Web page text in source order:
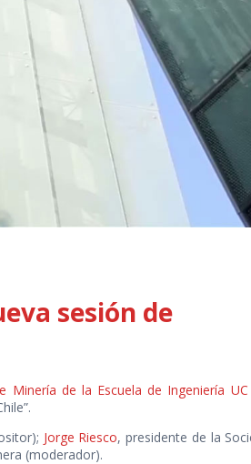
sesión de
Minería de la Escuela de Ingeniería UC
Jorge Riesco, presidente de la
(moderador).